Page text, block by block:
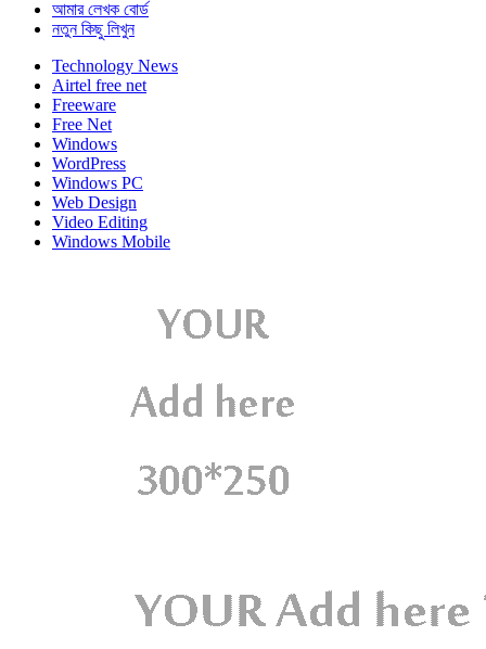
আমার লেখক বোর্ড
নতুন কিছু লিখুন
Technology News
Airtel free net
Freeware
Free Net
Windows
WordPress
Windows PC
Web Design
Video Editing
Windows Mobile